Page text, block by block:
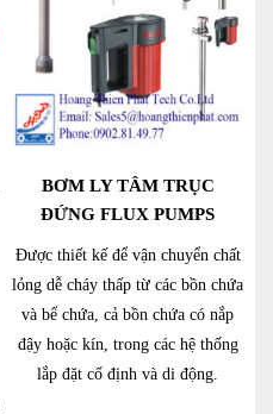
BƠM LY TÂM TRỤC
ĐỨNG FLUX PUMPS
Được thiết kế để vận chuyển chất
lỏng dễ cháy thấp từ các bồn chứa
và bể chứa, cả bồn chứa có nắp
đậy hoặc kín, trong các hệ thống
lắp đặt cố định và di động.